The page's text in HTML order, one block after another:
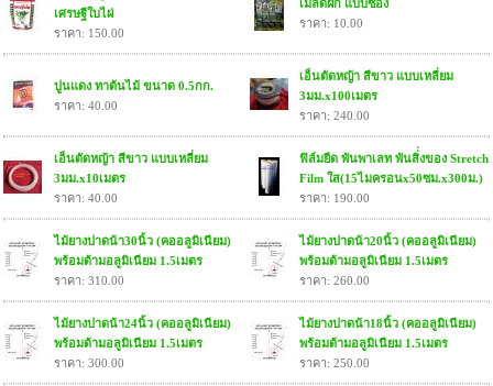
เศรษฐีใบไผ่
ราคา: 150.00
เมล็ดผัก แบบซอง
ราคา: 10.00
ปูนแดง ทาต้นไม้ ขนาด 0.5กก.
ราคา: 40.00
เอ็นตัดหญ้า สีขาว แบบเหลี่ยม
3มม.x100เมตร
ราคา: 240.00
เอ็นตัดหญ้า สีขาว แบบเหลี่ยม
3มม.x10เมตร
ราคา: 40.00
ฟิล์มยืด พันพาเลท พันสิ่่งของ Stretch
Film ใส(15ไมครอนx50ซม.x300ม.)
ราคา: 190.00
ไม้ยางปาดน้า30นิ้ว (คออลูมิเนียม)
พร้อมด้ามอลูมิเนียม 1.5เมตร
ราคา: 310.00
ไม้ยางปาดน้า20นิ้ว (คออลูมิเนียม)
พร้อมด้ามอลูมิเนียม 1.5เมตร
ราคา: 260.00
ไม้ยางปาดน้า24นิ้ว (คออลูมิเนียม)
พร้อมด้ามอลูมิเนียม 1.5เมตร
ราคา: 300.00
ไม้ยางปาดน้า18นิ้ว (คออลูมิเนียม)
พร้อมด้ามอลูมิเนียม 1.5เมตร
ราคา: 250.00